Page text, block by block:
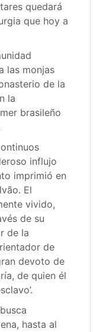
quedará
que hoy a
las monjas
de la
la
brasileño
influjo
imprimió en
El
vivido,
de su
de la
de
devoto de
de quien él
hasta al